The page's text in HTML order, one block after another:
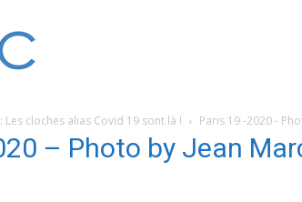
Les cloches alias Covid 19 sont là ! Paris 19 -2020 -
– Photo by Jean